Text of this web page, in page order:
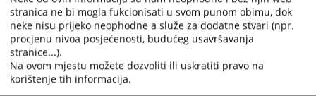
stranica ne bi mogla fukcionisati u svom punom obimu, dok
neke nisu prijeko neophodne a služe za dodatne stvari (npr.
procjenu nivoa posjećenosti, budućeg usavršavanja
stranice...).
Na ovom mjestu možete dozvoliti ili uskratiti pravo na
korištenje tih informacija.